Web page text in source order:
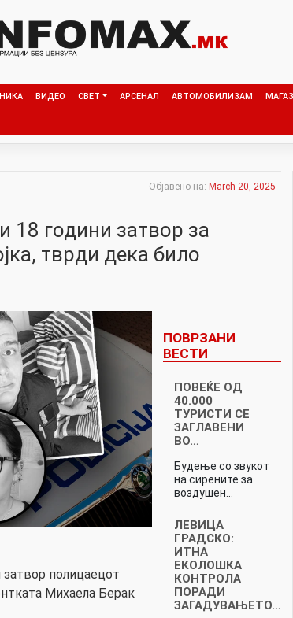
ВИДЕО СВЕТ АРСЕНАЛ АВТОМОБИЛИЗАМ
Објавено на: March 20, 2025
18 години затвор за
тврди дека било
полицаецот
Михаела Берак
ПОВРЗАНИ
ВЕСТИ
ПОВЕЌЕ ОД
40.000
ТУРИСТИ СЕ
ЗАГЛАВЕНИ
ВО…
Будење со звукот
на сирените за
воздушен…
ЛЕВИЦА
ГРАДСКО:
ИТНА
ЕКОЛОШКА
КОНТРОЛА
ПОРАДИ
ЗАГАДУВАЊЕТО…